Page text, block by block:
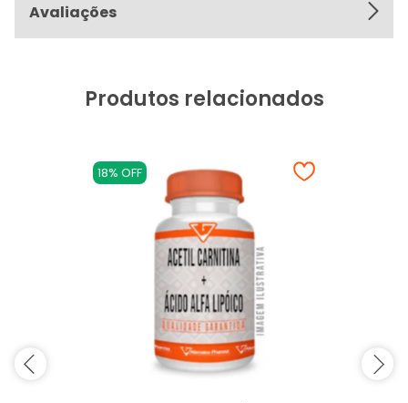
Avaliações
Produtos relacionados
18% OFF